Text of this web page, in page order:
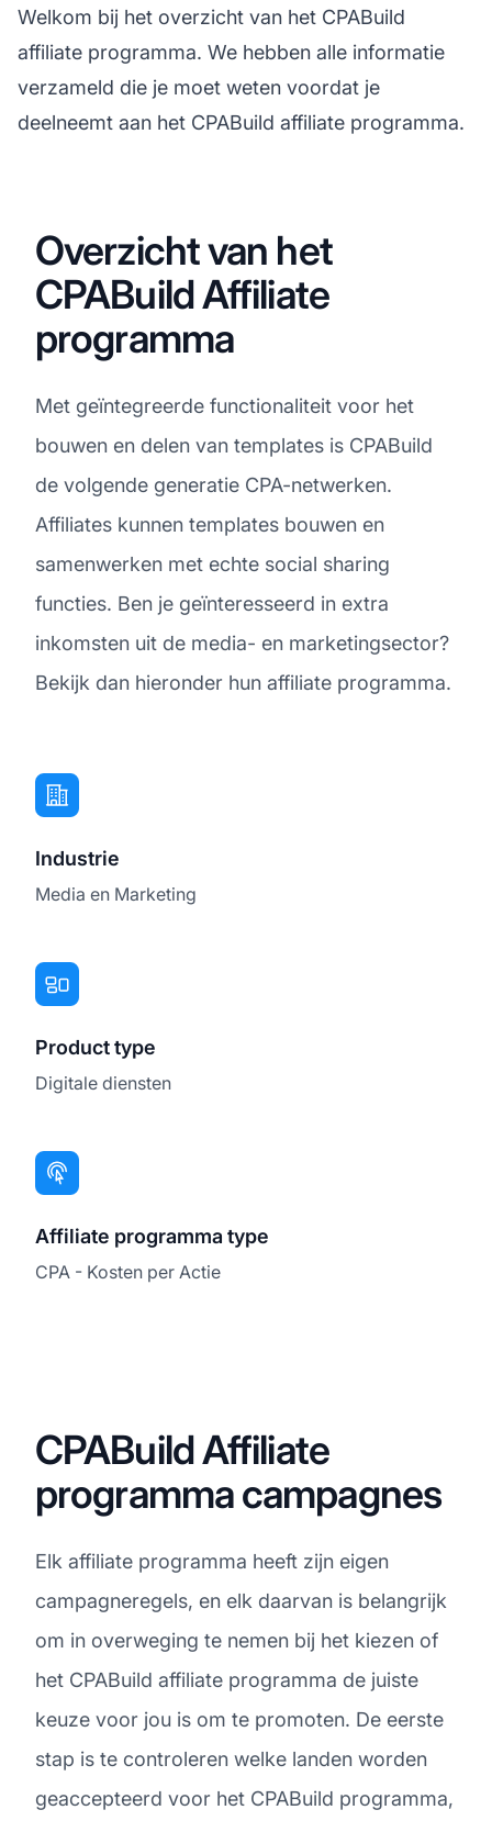
Welkom bij het overzicht van het CPABuild
affiliate programma. We hebben alle informatie
verzameld die je moet weten voordat je
deelneemt aan het CPABuild affiliate programma.
Overzicht van het
CPABuild Affiliate
programma
Met geïntegreerde functionaliteit voor het
bouwen en delen van templates is CPABuild
de volgende generatie CPA-netwerken.
Affiliates kunnen templates bouwen en
samenwerken met echte social sharing
functies. Ben je geïnteresseerd in extra
inkomsten uit de media- en marketingsector?
Bekijk dan hieronder hun affiliate programma.
Industrie
Media en Marketing
Product type
Digitale diensten
Affiliate programma type
CPA - Kosten per Actie
CPABuild Affiliate
programma campagnes
Elk affiliate programma heeft zijn eigen
campagneregels, en elk daarvan is belangrijk
om in overweging te nemen bij het kiezen of
het CPABuild affiliate programma de juiste
keuze voor jou is om te promoten. De eerste
stap is te controleren welke landen worden
geaccepteerd voor het CPABuild programma,